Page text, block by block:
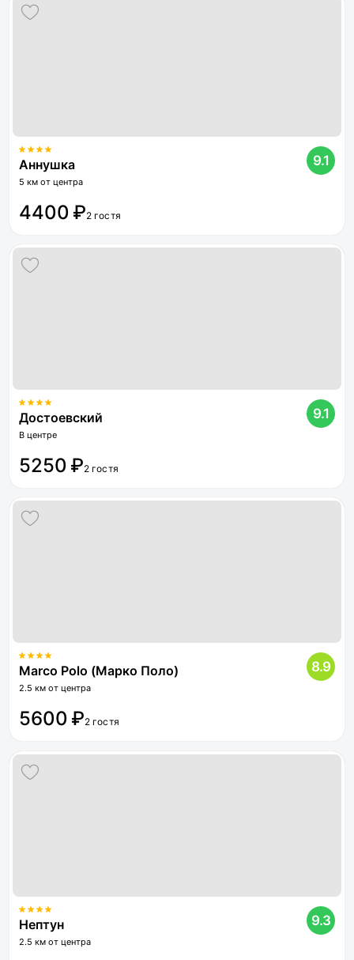
Аннушка
5 км от центра
9.1
4400 ₽2 гостя
Достоевский
В центре
9.1
5250 ₽2 гостя
Marco Polo (Марко Поло)
2.5 км от центра
8.9
5600 ₽2 гостя
Нептун
2.5 км от центра
9.3